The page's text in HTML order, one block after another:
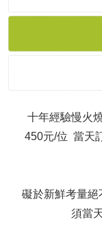
十年經驗慢火
450元/位 當天
礙於新鮮考量
須當